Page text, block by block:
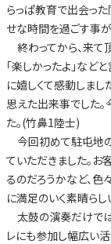
らっぱ教育で出会った
せな時間を過ごす事が
終わってから、来て
「楽しかったよ」など
に嬉しくて感動しまし
思えた出来事でした
た。(竹鼻1陸士)
今回初めて駐屯地
ていただきました。お
るのだろうかなど、色
に満足のいく素晴らし
太鼓の演奏だけで
レにも参加し幅広い